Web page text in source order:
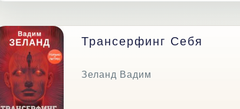
Трансерфинг Себя
Зеланд Вадим